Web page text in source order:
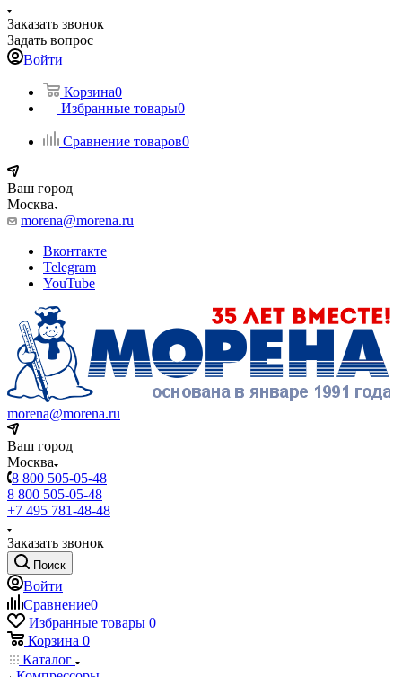
Заказать звонок
Задать вопрос
Войти
Корзина0
Избранные товары0
Сравнение товаров0
Ваш город
Москва
morena@morena.ru
Вконтакте
Telegram
YouTube
morena@morena.ru
Ваш город
Москва
8 800 505-05-48
8 800 505-05-48
+7 495 781-48-48
Заказать звонок
Поиск
Войти
Сравнение0
Избранные товары 0
Корзина 0
Каталог